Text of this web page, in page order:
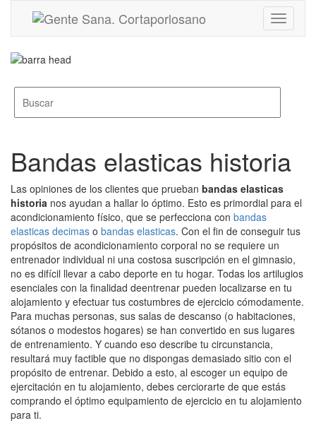
Toggle
Bandas elasticas historia
Las opiniones de los clientes que prueban bandas elasticas
historia nos ayudan a hallar lo óptimo. Esto es primordial para el
acondicionamiento físico, que se perfecciona con bandas
elasticas decimas o bandas elasticas. Con el fin de conseguir tus
propósitos de acondicionamiento corporal no se requiere un
entrenador individual ni una costosa suscripción en el gimnasio,
no es difícil llevar a cabo deporte en tu hogar. Todas los artilugios
esenciales con la finalidad deentrenar pueden localizarse en tu
alojamiento y efectuar tus costumbres de ejercicio cómodamente.
Para muchas personas, sus salas de descanso (o habitaciones,
sótanos o modestos hogares) se han convertido en sus lugares
de entrenamiento. Y cuando eso describe tu circunstancia,
resultará muy factible que no dispongas demasiado sitio con el
propósito de entrenar. Debido a esto, al escoger un equipo de
ejercitación en tu alojamiento, debes cerciorarte de que estás
comprando el óptimo equipamiento de ejercicio en tu alojamiento
para ti.